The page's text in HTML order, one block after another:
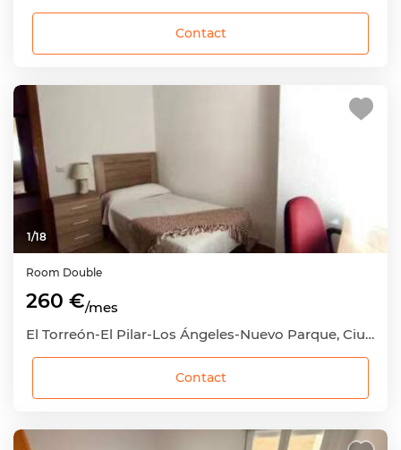
Contact
1/18
Room Double
260 €/mes
El Torreón-El Pilar-Los Ángeles-Nuevo Parque, Ciudad Real Capital, Ciudad Real
Contact